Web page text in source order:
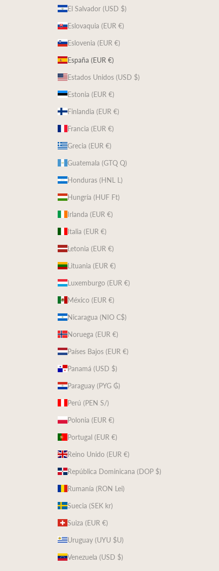
El Salvador (USD $)
Eslovaquia (EUR €)
Eslovenia (EUR €)
España (EUR €)
Estados Unidos (USD $)
Estonia (EUR €)
Finlandia (EUR €)
Francia (EUR €)
Grecia (EUR €)
Guatemala (GTQ Q)
Honduras (HNL L)
Hungría (HUF Ft)
Irlanda (EUR €)
Italia (EUR €)
Letonia (EUR €)
Lituania (EUR €)
Luxemburgo (EUR €)
México (EUR €)
Nicaragua (NIO C$)
Noruega (EUR €)
Países Bajos (EUR €)
Panamá (USD $)
Paraguay (PYG ₲)
Perú (PEN S/)
Polonia (EUR €)
Portugal (EUR €)
Reino Unido (EUR €)
República Dominicana (DOP $)
Rumanía (RON Lei)
Suecia (SEK kr)
Suiza (EUR €)
Uruguay (UYU $U)
Venezuela (USD $)